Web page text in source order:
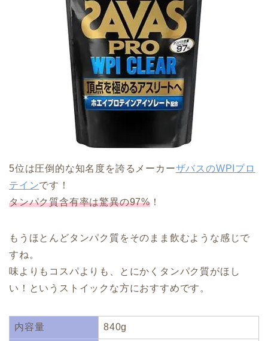
5位は圧倒的な知名度を誇るメーカーザバスのWPIプロ
テインです！
タンパク質含有率は驚異の97% ！
もうほとんどタンパク質をそのまま飲むような感じで
すね。
味よりもコスパよりも、とにかくタンパク質がほし
い！というストイックな方におすすめです。
内容量 840g